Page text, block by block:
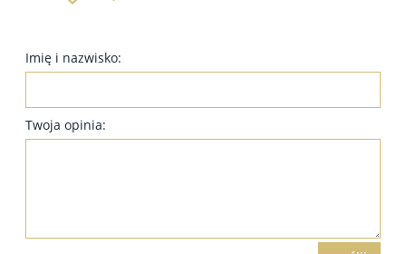
Imię i nazwisko:
Twoja opinia: